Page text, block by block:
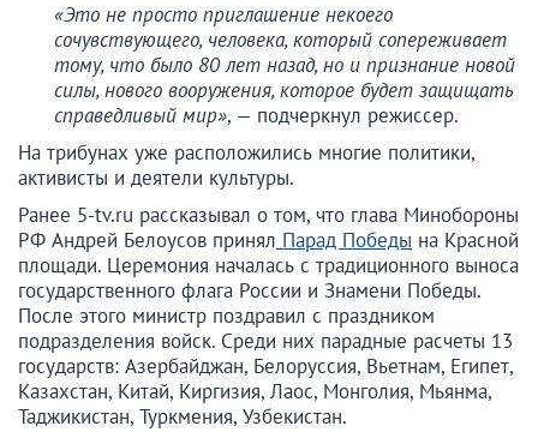
«Это не просто приглашение некоего
сочувствующего, человека, который сопереживает
тому, что было 80 лет назад, но и признание новой
силы, нового вооружения, которое будет защищать
справедливый мир», — подчеркнул режиссер.
На трибунах уже расположились многие политики,
активисты и деятели культуры.
Ранее 5-tv.ru рассказывал о том, что глава Минобороны
РФ Андрей Белоусов принял Парад Победы на Красной
площади. Церемония началась с традиционного выноса
государственного флага России и Знамени Победы.
После этого министр поздравил с праздником
подразделения войск. Среди них парадные расчеты 13
государств: Азербайджан, Белоруссия, Вьетнам, Египет,
Казахстан, Китай, Киргизия, Лаос, Монголия, Мьянма,
Таджикистан, Туркмения, Узбекистан.